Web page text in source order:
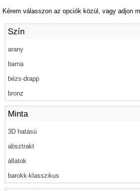
Kérem válasszon az opciók közül, vagy adjon
Szín
Minta